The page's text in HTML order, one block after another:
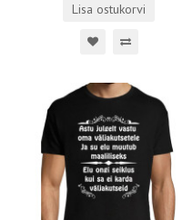
Lisa ostukorvi